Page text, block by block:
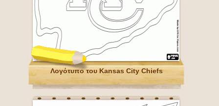
Λογότυπο του Kansas City Chiefs